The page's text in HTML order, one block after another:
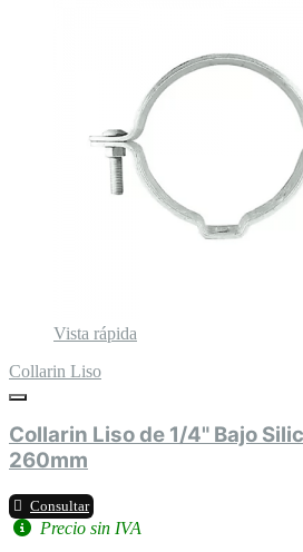
Vista rápida
Collarin Liso
Collarin Liso de 1/4" Bajo
260mm
Consultar
Precio sin IVA